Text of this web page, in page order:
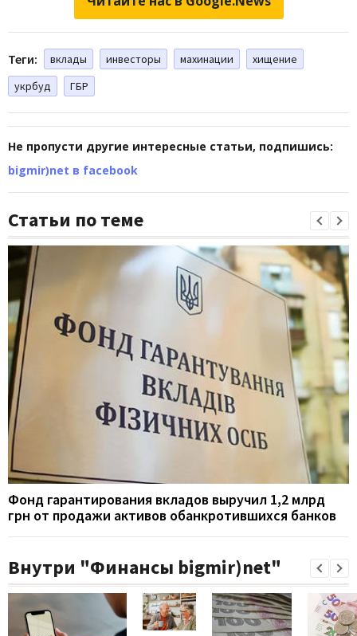
Теги: вклады инвесторы махинации
хищение
укрбуд
ГБР
Не пропусти другие интересные статьи, подпишись:
bigmir)net в facebook
Статьи по теме
Фонд гарантирования вкладов выручил 1,2 млрд
грн от продажи активов обанкротившихся банков
Внутри "Финансы bigmir)net"